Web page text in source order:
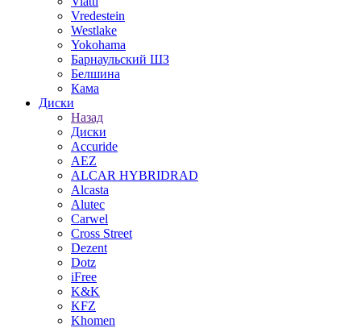
Vredestein
Westlake
Yokohama
Барнаульский ШЗ
Белшина
Кама
Диски
Назад
Диски
Accuride
AEZ
ALCAR HYBRIDRAD
Alcasta
Alutec
Carwel
Cross Street
Dezent
Dotz
iFree
K&K
KFZ
Khomen